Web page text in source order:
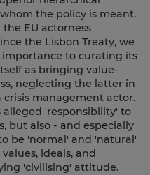
the policy is meant.
EU actorness
the Lisbon Treaty, we
to curating its
as bringing value-
neglecting the latter in
management actor.
alleged 'responsibility' to
but also - and especially
be 'normal' and 'natural'
ideals, and
'civilising' attitude.